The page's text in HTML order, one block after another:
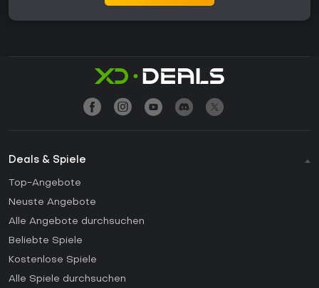
Deals & Spiele
Top-Angebote
Neuste Angebote
Alle Angebote durchsuchen
Beliebte Spiele
Kostenlose Spiele
Alle Spiele durchsuchen